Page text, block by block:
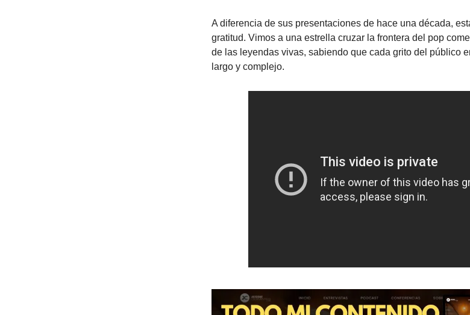
A diferencia de sus presentaciones de hace una década,
gratitud. Vimos a una estrella cruzar la frontera del pop
de las leyendas vivas, sabiendo que cada grito del público
largo y complejo.